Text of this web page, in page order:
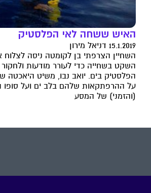
האיש ששחה לאי הפלסטיק
15.1.2019 דניאל מירון
השחיין הצרפתי בן לקומטה ניסה לצלוח
השקט בשחייה כדי לעורר מודעות
הפלסטיק בים. יואב נבו, משיט היאכטה
על ההרפתקאות שלהם בלב ים ועל סופו
(והזמני) של המסע